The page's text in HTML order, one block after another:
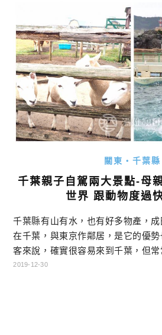
關東・千葉縣
千葉親子自駕兩大景點-母
世界 跟動物度過
千葉縣有山有水，也有好多物產，
在千葉，與東京作鄰居，是它的優
客來說，確實很容易來到千葉，但
就算來到千葉縣，可能也不知道這裡
2019-12-30